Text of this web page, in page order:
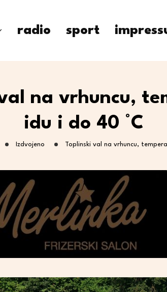
radio sport
na vrhuncu,
idu i do 40 °C
Izdvojeno Toplinski val na vrhuncu,